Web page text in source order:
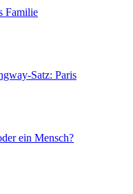
Familie
Satz: Paris
ein Mensch?